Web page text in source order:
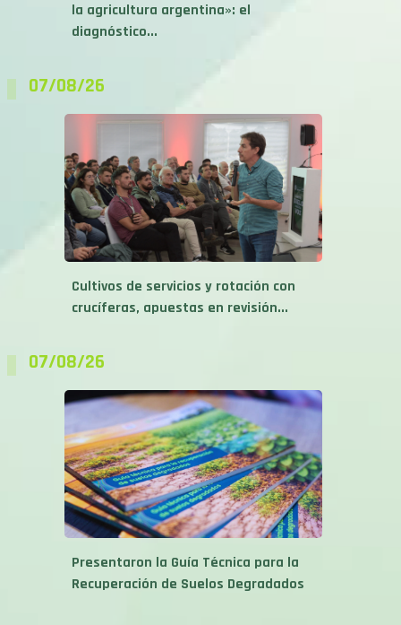
la agricultura argentina»: el
diagnóstico...
07/08/26
Cultivos de servicios y rotación con
crucíferas, apuestas en revisión...
07/08/26
Presentaron la Guía Técnica para la
Recuperación de Suelos Degradados